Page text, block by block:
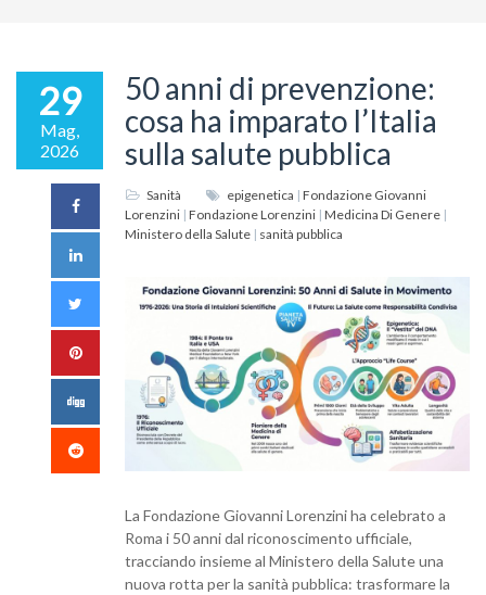
29
Mag,
2026
50 anni di prevenzione:
cosa ha imparato l’Italia
sulla salute pubblica
Sanità epigenetica | Fondazione Giovanni
Lorenzini | Fondazione Lorenzini | Medicina Di Genere |
Ministero della Salute | sanità pubblica
La Fondazione Giovanni Lorenzini ha celebrato a
Roma i 50 anni dal riconoscimento ufficiale,
tracciando insieme al Ministero della Salute una
nuova rotta per la sanità pubblica: trasformare la